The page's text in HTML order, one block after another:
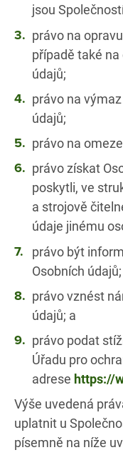
jsou
právo na
případě také
údajů;
právo na
údajů;
právo na
právo získat
poskytli, ve
a strojově
údaje jinému
právo být
Osobních údajů;
právo vznést
údajů; a
právo podat
Úřadu pro
adrese https://
Výše uvedená
uplatnit u
písemně na níže